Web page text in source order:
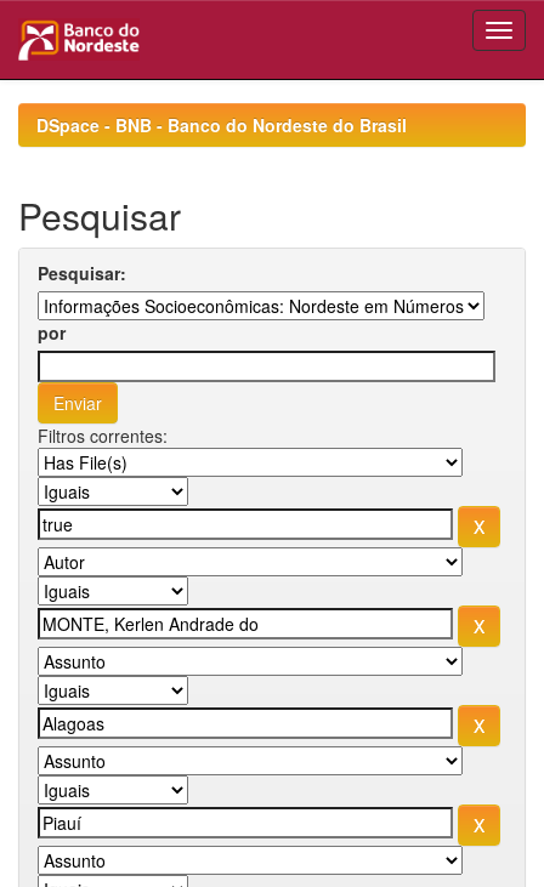
navigationDSpace - BNB - Banco do Nordeste do Brasil
Pesquisar
Pesquisar:
por
Filtros correntes: